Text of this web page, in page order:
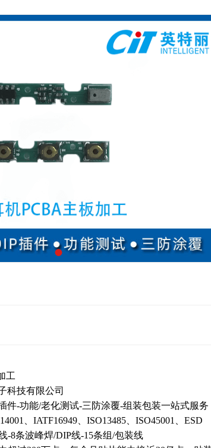
工
科技有限公司
件-功能/老化测试-三防涂覆-组装包装一站式服务
、IATF16949、ISO13485、ISO45001、ESD
-8条波峰焊/DIP线-15条组/包装线